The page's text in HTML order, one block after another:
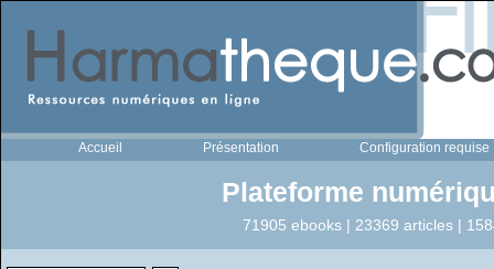
Accueil Présentation Configuration requise
Plateforme
71905 ebooks | 23369 articles |